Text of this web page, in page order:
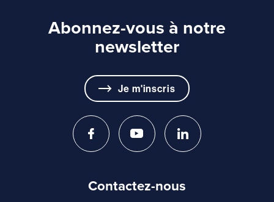
Abonnez-vous à notre
newsletter
Je m'inscris
Contactez-nous